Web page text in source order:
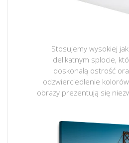
Stosujemy wysokiej
delikatnym splocie,
doskonałą ostrość
odzwierciedlenie
obrazy prezentują się